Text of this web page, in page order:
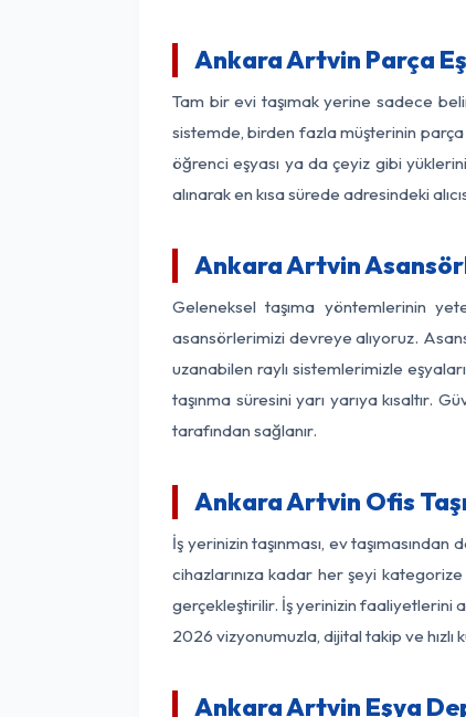
Ankara Artvin Parça
Tam bir evi taşımak yerine sadece
sistemde, birden fazla müşterinin parça
öğrenci eşyası ya da çeyiz gibi
alınarak en kısa sürede adresindeki
Ankara Artvin
Geleneksel taşıma yöntemlerinin
asansörlerimizi devreye alıyoruz.
uzanabilen raylı sistemlerimizle
taşınma süresini yarı yarıya kısaltır.
tarafından sağlanır.
Ankara Artvin Ofis
İş yerinizin taşınması, ev
cihazlarınıza kadar her şeyi
gerçekleştirilir. İş yerinizin faaliyetlerini
2026 vizyonumuzla, dijital takip ve hızlı
Ankara Artvin Eşya